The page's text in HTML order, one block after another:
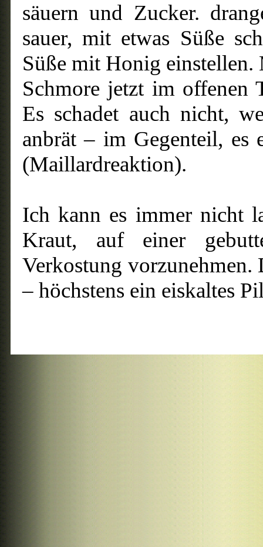
säuern und Zucker.
sauer, mit etwas Süße
Süße mit Honig
Schmore jetzt im offenen
Es schadet auch nicht,
anbrät – im Gegenteil, es
(Maillardreaktion).
Ich kann es immer nicht
Kraut, auf einer
Verkostung vorzunehmen.
– höchstens ein eiskaltes